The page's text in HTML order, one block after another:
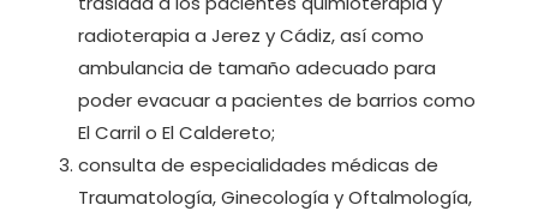
radioterapia a Jerez y Cádiz, así como
ambulancia de tamaño adecuado para
poder evacuar a pacientes de barrios como
El Carril o El Caldereto;
consulta de especialidades médicas de
Traumatología, Ginecología y Oftalmología,